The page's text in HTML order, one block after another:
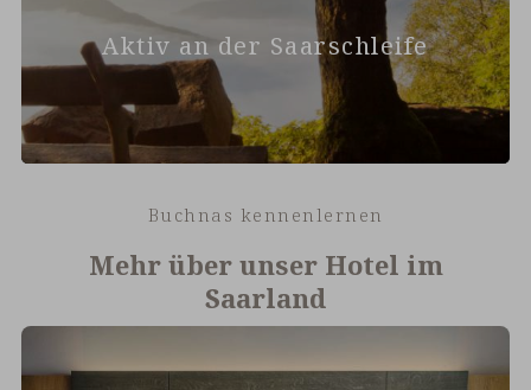
Aktiv an der Saarschleife
Buchnas kennenlernen
Mehr über unser Hotel im
Saarland